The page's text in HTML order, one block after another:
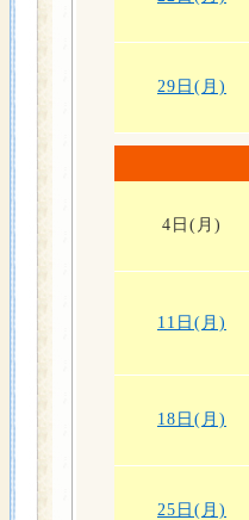
29日(月)
4日(月)
11日(月)
18日(月)
25日(月)